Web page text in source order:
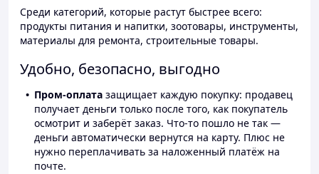
Среди категорий, которые растут быстрее всего:
продукты питания и напитки, зоотовары, инструменты,
материалы для ремонта, строительные товары.
Удобно, безопасно, выгодно
Пром-оплата защищает каждую покупку: продавец
получает деньги только после того, как покупатель
осмотрит и заберёт заказ. Что-то пошло не так —
деньги автоматически вернутся на карту. Плюс не
нужно переплачивать за наложенный платёж на
почте.